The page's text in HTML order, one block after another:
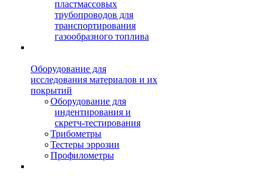
пластмассовых
трубопроводов для
транспортирования
газообразного топлива
Оборудование для
исследования материалов и их
покрытий
Оборудование для
индентирования и
скретч-тестирования
Трибометры
Тестеры эррозии
Профилометры